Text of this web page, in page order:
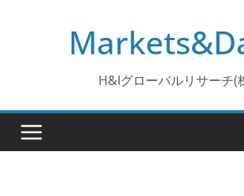
H&Iグローバルリサーチ(